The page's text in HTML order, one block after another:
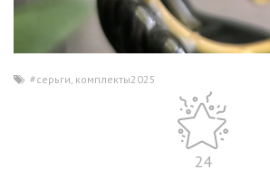
#серьги, комплекты2025
24